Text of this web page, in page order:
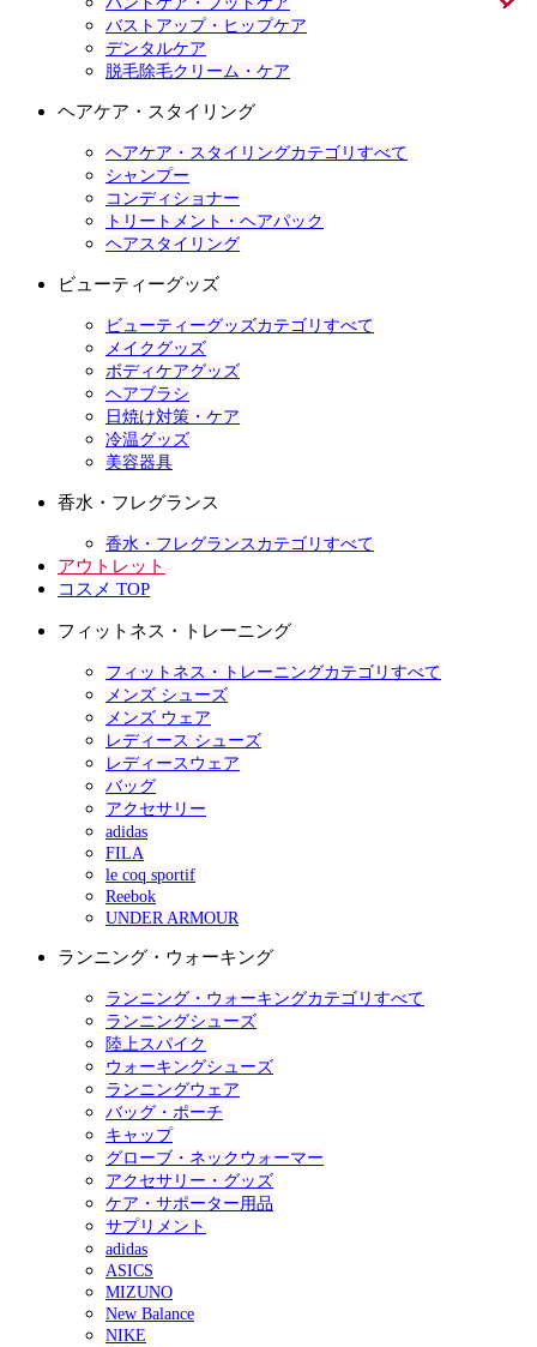
バストアップ・ヒップケア
デンタルケア
脱毛除毛クリーム・ケア
ヘアケア・スタイリング
ヘアケア・スタイリングカテゴリすべて
シャンプー
コンディショナー
トリートメント・ヘアパック
ヘアスタイリング
ビューティーグッズ
ビューティーグッズカテゴリすべて
メイクグッズ
ボディケアグッズ
ヘアブラシ
日焼け対策・ケア
冷温グッズ
美容器具
香水・フレグランス
香水・フレグランスカテゴリすべて
アウトレット
コスメ TOP
フィットネス・トレーニング
フィットネス・トレーニングカテゴリすべて
メンズ シューズ
メンズ ウェア
レディース シューズ
レディースウェア
バッグ
アクセサリー
adidas
FILA
le coq sportif
Reebok
UNDER ARMOUR
ランニング・ウォーキング
ランニング・ウォーキングカテゴリすべて
ランニングシューズ
陸上スパイク
ウォーキングシューズ
ランニングウェア
バッグ・ポーチ
キャップ
グローブ・ネックウォーマー
アクセサリー・グッズ
ケア・サポーター用品
サプリメント
adidas
ASICS
MIZUNO
New Balance
NIKE